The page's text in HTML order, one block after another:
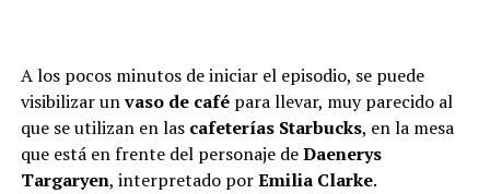
A los pocos minutos de iniciar el episodio, se puede
visibilizar unvaso de cafépara llevar, muy parecido al
que se utilizan en las cafeterías Starbucks, en la mesa
que está en frente del personaje deDaenerys
Targaryen, interpretado porEmilia Clarke.